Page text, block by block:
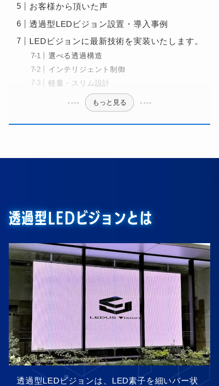
お客様から頂いた声
透過型LEDビジョン設置・導入事例
LEDビジョンに最新技術を実装いたします。
選べる透過構造
インテリジェント制御
軽量・スリム設計
もっと見る
透過型LEDビジョンとは
透過型LEDビジョンは、LED素子を細いバー状